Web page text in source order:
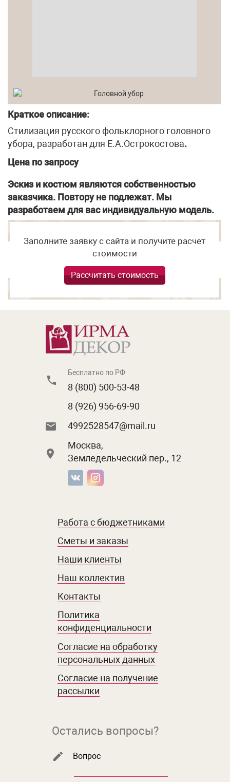
Краткое описание:
Стилизация русского фольклорного головного
убора, разработан для Е.А.Острокостова.
Цена по запросу
Эскиз и костюм являются собственностью
заказчика. Повтору не подлежат. Мы
разработаем для вас индивидуальную модель.
Заполните заявку с сайта и получите расчет
стоимости
Рассчитать стоимость
Бесплатно по РФ
8 (800) 500-53-48
8 (926) 956-69-90
4992528547@mail.ru
Москва,
Земледельческий пер., 12
Работа с бюджетниками
Сметы и заказы
Наши клиенты
Наш коллектив
Контакты
Политика
конфиденциальности
Согласие на обработку
персональных данных
Согласие на получение
рассылки
Остались вопросы?
Вопрос